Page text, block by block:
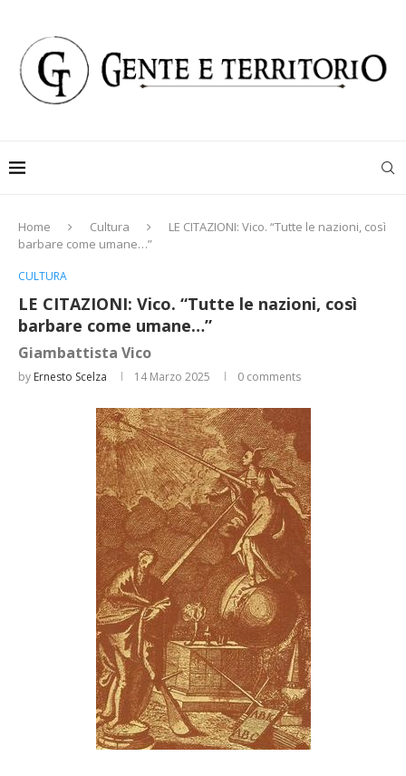
Home Cultura
LE CITAZIONI: Vico. “Tutte le nazioni, così
barbare come umane…”
CULTURA
LE CITAZIONI: Vico. “Tutte le nazioni, così
barbare come umane…”
Giambattista Vico
by Ernesto Scelza 14 Marzo 2025 0 comments